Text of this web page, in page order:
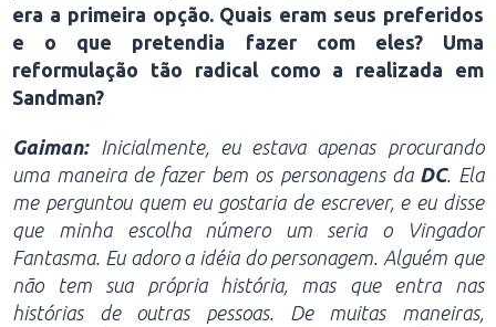
era a primeira opção. Quais eram seus preferidos
e o que pretendia fazer com eles? Uma
reformulação tão radical como a realizada em
Sandman?
Gaiman:Inicialmente, eu estava apenas procurando
uma maneira de fazer bem os personagens da DC. Ela
me perguntou quem eu gostaria de escrever, e eu disse
que minha escolha número um seria o Vingador
Fantasma. Eu adoro a idéia do personagem. Alguém que
não tem sua própria história, mas que entra nas
histórias de outras pessoas. De muitas maneiras,